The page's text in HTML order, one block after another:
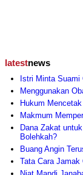
latestnews
Istri Minta
Menggunakan
Hukum
Makmum
Dana Zakat
Bolehkah?
Buang Angin
Tata Cara